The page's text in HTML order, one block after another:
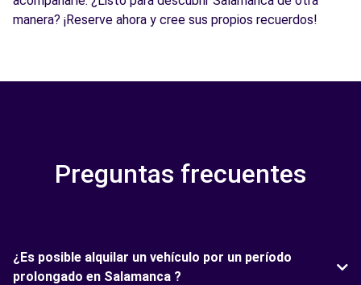
manera? ¡Reserve ahora y cree sus propios recuerdos!
Preguntas frecuentes
¿Es posible alquilar un vehículo por un período
prolongado en Salamanca ?